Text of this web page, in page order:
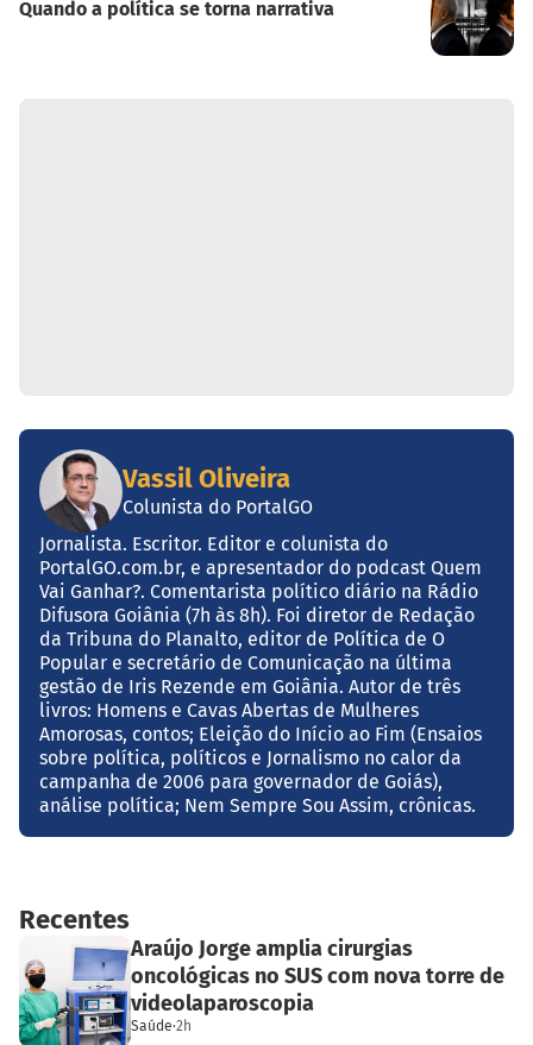
Quando a política se torna narrativa
Vassil Oliveira
Colunista do PortalGO
Jornalista. Escritor. Editor e colunista do
PortalGO.com.br, e apresentador do podcast Quem
Vai Ganhar?. Comentarista político diário na Rádio
Difusora Goiânia (7h às 8h). Foi diretor de Redação
da Tribuna do Planalto, editor de Política de O
Popular e secretário de Comunicação na última
gestão de Iris Rezende em Goiânia. Autor de três
livros: Homens e Cavas Abertas de Mulheres
Amorosas, contos; Eleição do Início ao Fim (Ensaios
sobre política, políticos e Jornalismo no calor da
campanha de 2006 para governador de Goiás),
análise política; Nem Sempre Sou Assim, crônicas.
Recentes
Araújo Jorge amplia cirurgias
oncológicas no SUS com nova torre de
videolaparoscopia
Saúde·2h